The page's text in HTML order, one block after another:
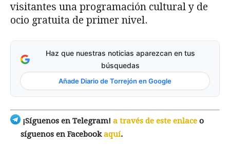
visitantes una programación cultural y de
ocio gratuita de primer nivel.
Haz que nuestras noticias aparezcan en tus
búsquedas
Añade Diario de Torrejón en Google
¡Síguenos en Telegram! a través de este enlace o
síguenos en Facebookaquí.